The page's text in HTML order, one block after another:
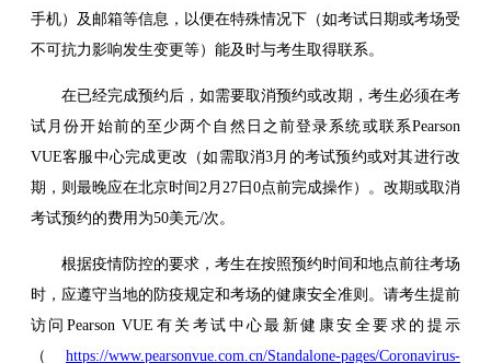
手机）及邮箱等信息，以便在特殊情况下（如考试日期或考场受
不可抗力影响发生变更等）能及时与考生取得联系。
在已经完成预约后，如需要取消预约或改期，考生必须在考
试月份开始前的至少两个自然日之前登录系统或联系Pearson
VUE客服中心完成更改（如需取消3月的考试预约或对其进行改
期，则最晚应在北京时间2月27日0点前完成操作）。改期或取消
考试预约的费用为50美元/次。
根据疫情防控的要求，考生在按照预约时间和地点前往考场
时，应遵守当地的防疫规定和考场的健康安全准则。请考生提前
访问Pearson VUE有关考试中心最新健康安全要求的提示
（ https://www.pearsonvue.com.cn/Standalone-pages/Coronavirus-